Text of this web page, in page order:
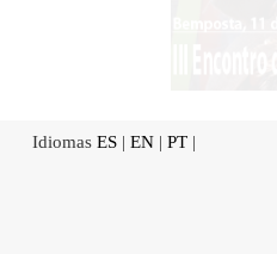
Idiomas ES | EN | PT |